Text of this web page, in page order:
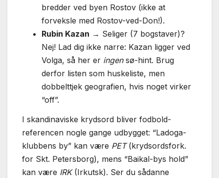
bredder ved byen Rostov (ikke at
forveksle med Rostov-ved-Don!).
Rubin Kazan → Seliger (7 bogstaver)?
Nej! Lad dig ikke narre: Kazan ligger ved
Volga, så her er ingensø-hint. Brug
derfor listen som huskeliste, men
dobbelttjek geografien, hvis noget virker
“off”.
I skandinaviske krydsord bliver fodbold-
referencen nogle gange udbygget: “Ladoga-
klubbens by” kan være PET(krydsordsfork.
for Skt. Petersborg), mens “Baikal-bys hold”
kan være IRK(Irkutsk). Ser du sådanne